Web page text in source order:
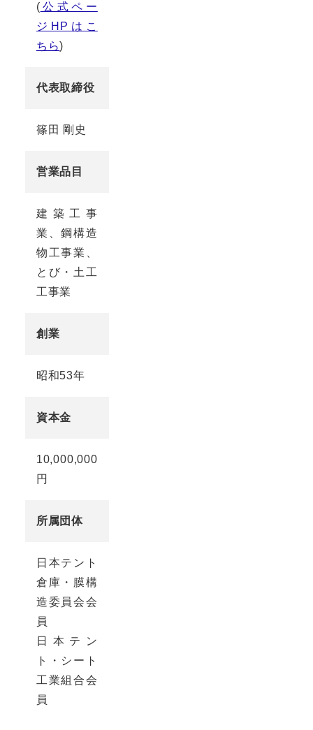
( 公式ペー
ジHPはこ
ちら)
代表取締役
篠田 剛史
営業品目
建築工事
業、鋼構造
物工事業、
とび・土工
工事業
創業
昭和53年
資本金
10,000,000
円
所属団体
日本テント
倉庫・膜構
造委員会会
員
日本テン
ト・シート
工業組合会
員